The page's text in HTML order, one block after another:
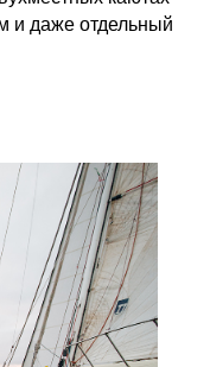
и даже отдельный